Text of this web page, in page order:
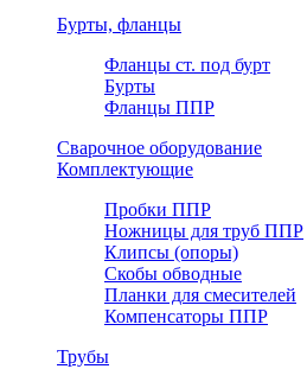
Бурты, фланцы
Фланцы ст. под бурт
Бурты
Фланцы ППР
Сварочное оборудование
Комплектующие
Пробки ППР
Ножницы для труб ППР
Клипсы (опоры)
Скобы обводные
Планки для смесителей
Компенсаторы ППР
Трубы